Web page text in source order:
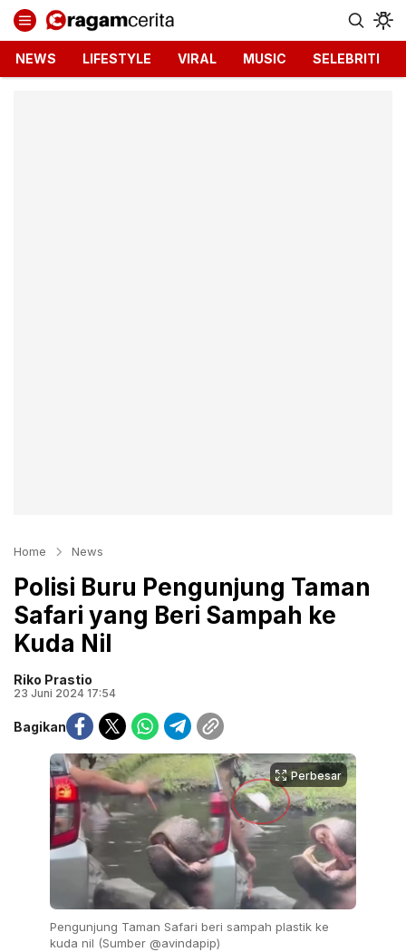
Ragamcerita.com
Informasi Terbaru dan Terkini
NEWS LIFESTYLE VIRAL MUSIC SELEBRITI
Home News
Polisi Buru Pengunjung Taman
Safari yang Beri Sampah ke
Kuda Nil
Riko Prastio
23 Juni 2024 17:54
Bagikan
Perbesar
Pengunjung Taman Safari beri sampah plastik ke
kuda nil (Sumber @avindapip)